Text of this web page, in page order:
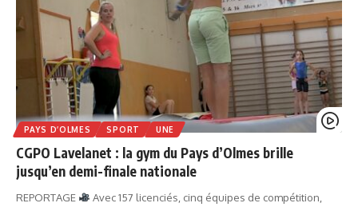
PAYS D’OLMES SPORT UNE
CGPO Lavelanet : la gym du Pays d’Olmes brille
jusqu’en demi-finale nationale
REPORTAGE
Avec 157 licenciés, cinq équipes de compétition,